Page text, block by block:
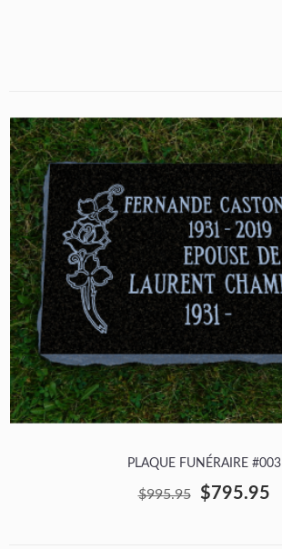
PLAQUE FUNÉRAIRE #003
$995.95 $795.95